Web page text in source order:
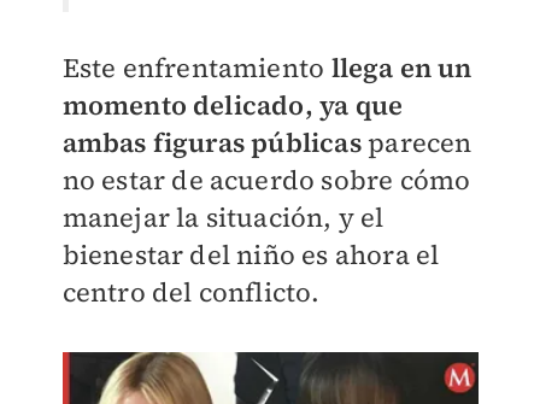
Este enfrentamiento llega en un
momento delicado, ya que
ambas figuras públicasparecen
no estar de acuerdo sobre cómo
manejar la situación, y el
bienestar del niño es ahora el
centro del conflicto.